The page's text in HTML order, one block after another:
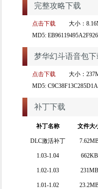
完整攻略下载
点击下载
大小：
MD5:
梦华幻斗语音包下
点击下载
大小：
MD5:
补丁下载
补丁名称 文件大
DLC激活补丁
1.03-1.04 662KB
1.02-1.03 231MB
1.01-1.02